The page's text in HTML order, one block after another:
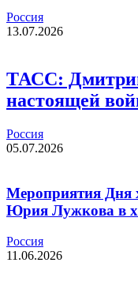
Россия
13.07.2026
ТАСС:
настоящей
Россия
05.07.2026
Мероприятия Дня
Юрия Лужкова в
Россия
11.06.2026